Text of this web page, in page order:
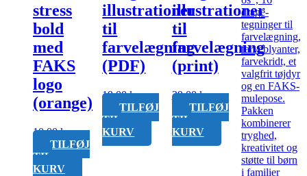
stress
bold
med
FAKS
logo
(orange)
10,00kr.
TILFØJ
TIL
KURV
illustrationer
til
farvelægning
(PDF)
19,00kr.
TILFØJ
TIL
KURV
illustrationer
til
farvelægning
(print)
29,00kr.
TILFØJ
TIL
KURV